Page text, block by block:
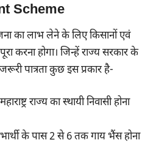
Scheme
का लाभ लेने के लिए किसानों एवं
करना होगा। जिन्हें राज्य सरकार के
पात्रता कुछ इस प्रकार है-
राज्य का स्थायी निवासी होना
के पास 2 से 6 तक गाय भैंस होना